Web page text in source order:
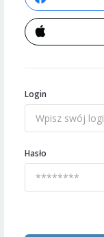
Login
Hasło